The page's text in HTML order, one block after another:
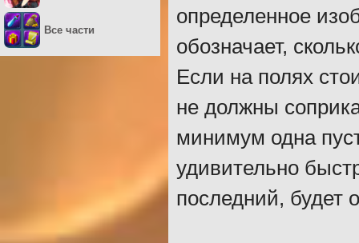
определенное
обозначает,
Если на полях
не должны
минимум одна
удивительно
последний, будет
Все части